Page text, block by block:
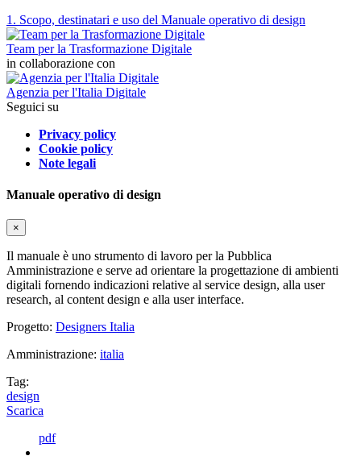
1. Scopo, destinatari e uso del Manuale operativo di design
Team per la Trasformazione Digitale
in collaborazione con
Agenzia per l'Italia Digitale
Seguici su
Privacy policy
Cookie policy
Note legali
Manuale operativo di design
×
Il manuale è uno strumento di lavoro per la Pubblica
Amministrazione e serve ad orientare la progettazione di ambienti
digitali fornendo indicazioni relative al service design, alla user
research, al content design e alla user interface.
Progetto: Designers Italia
Amministrazione: italia
Tag:
design
Scarica
pdf